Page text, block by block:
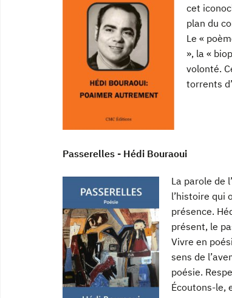
cet
plan du
Le «
», la «
volonté.
torrents
Passerelles - Hédi Bouraoui
La parole de
l’histoire qui
présence.
présent, le
Vivre en
sens de
poésie.
Écoutons-le,